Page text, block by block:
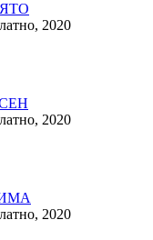
2020
2020
2020